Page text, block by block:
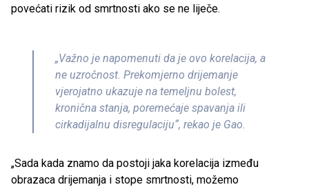
povećati rizik od smrtnosti ako se ne liječe.
„Važno je napomenuti da je ovo korelacija, a
ne uzročnost. Prekomjerno drijemanje
vjerojatno ukazuje na temeljnu bolest,
kronična stanja, poremećaje spavanja ili
cirkadijalnu disregulaciju“, rekao je Gao.
„Sada kada znamo da postoji jaka korelacija između
obrazaca drijemanja i stope smrtnosti, možemo